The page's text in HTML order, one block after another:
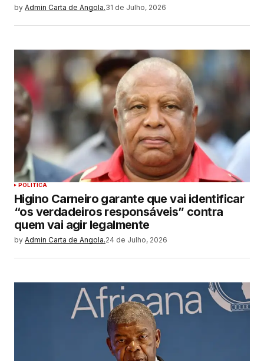
by Admin Carta de Angola.31 de Julho, 2026
POLITICA
Higino Carneiro garante que vai identificar
“os verdadeiros responsáveis” contra
quem vai agir legalmente
by Admin Carta de Angola.24 de Julho, 2026